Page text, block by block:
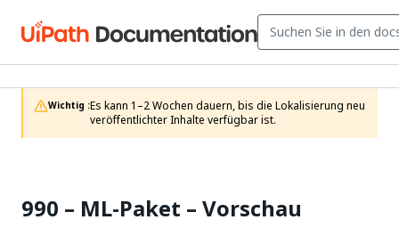
Wichtig :Es kann 1–2 Wochen dauern, bis die Lokalisierung neu
veröffentlichter Inhalte verfügbar ist.
990 – ML-Paket – Vorschau